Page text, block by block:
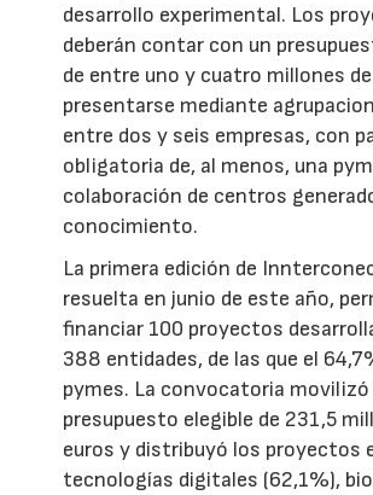
desarrollo experimental. Los
deberán contar con un
de entre uno y cuatro millones
presentarse mediante
entre dos y seis empresas, con
obligatoria de, al menos, una
colaboración de centros
conocimiento.
La primera edición de
resuelta en junio de este año,
financiar 100 proyectos
388 entidades, de las que el
pymes. La convocatoria movilizó
presupuesto elegible de 231,5
euros y distribuyó los proyectos
tecnologías digitales (62,1%),